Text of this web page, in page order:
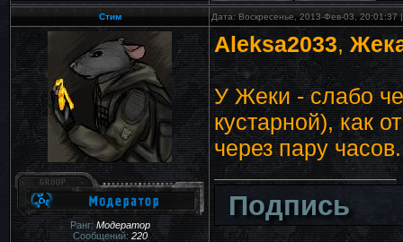
Стим Дата: Воскресенье, 2013-Фев-03,
Ранг:Модератор
Сообщений: 220
Aleksa2033,
У Жеки - слабо
кустарной), как
через пару
Подпись